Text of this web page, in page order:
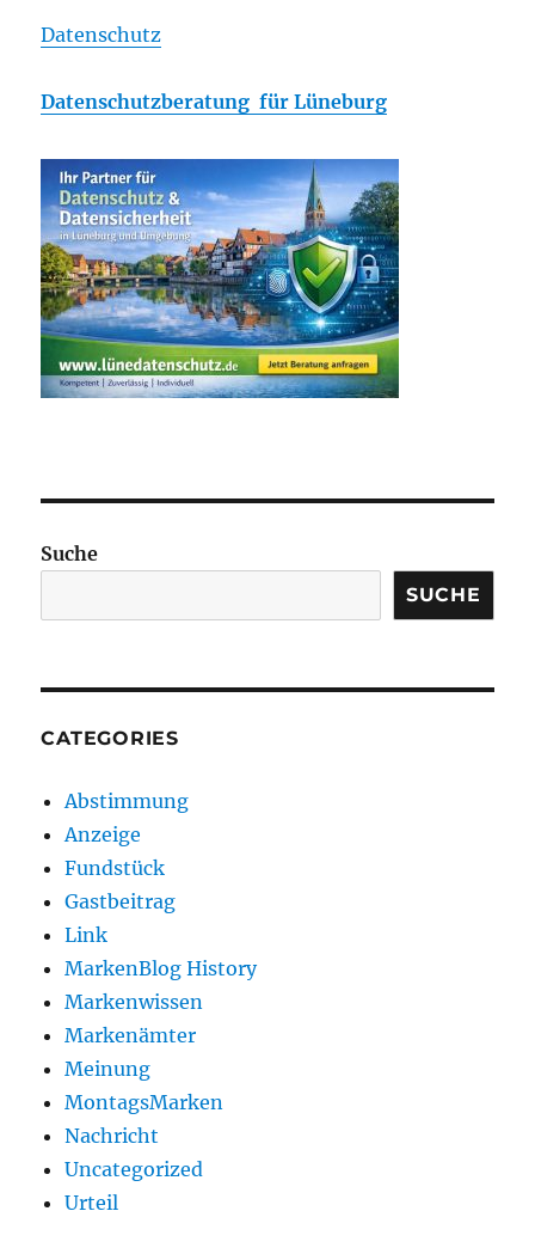
Datenschutz
Datenschutzberatung für Lüneburg
Suche
SUCHE
CATEGORIES
Abstimmung
Anzeige
Fundstück
Gastbeitrag
Link
MarkenBlog History
Markenwissen
Markenämter
Meinung
MontagsMarken
Nachricht
Uncategorized
Urteil